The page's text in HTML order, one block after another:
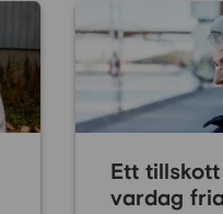
Ett
vardag